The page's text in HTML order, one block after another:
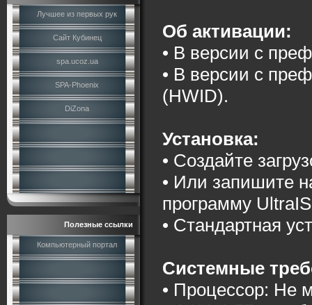
Лучшее из первых рук
Сайт Кубинец
spa.ucoz.ua
SPA-Phoenix
DiZona
Полезные ссылки
Компьютерный портал
Об активации:
• В версии с
• В версии с
(HWID).
Установка:
• Создайте
• Или запишите
программу
• Стандартная
Системные
• Процессор: Не